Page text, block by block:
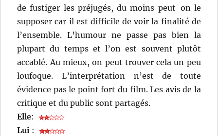
de fustiger les préjugés, du moins peut-on le
supposer car il est difficile de voir la finalité de
l’ensemble. L’humour ne passe pas bien la
plupart du temps et l’on est souvent plutôt
accablé. Au mieux, on peut trouver cela un peu
loufoque. L’interprétation n’est de toute
évidence pas le point fort du film. Les avis de la
critique et du public sont partagés.
Elle:
Lui :